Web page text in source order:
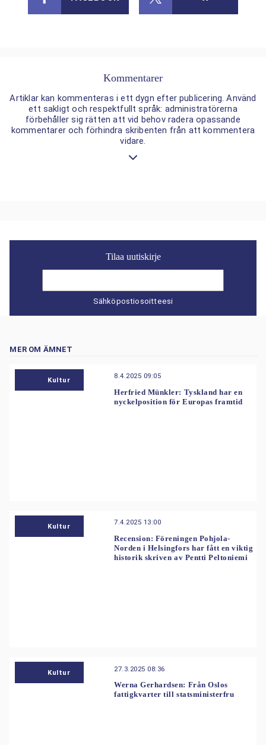
Kommentarer
Artiklar kan kommenteras i ett dygn efter publicering. Använd
ett sakligt och respektfullt språk: administratörerna
förbehåller sig rätten att vid behov radera opassande
kommentarer och förhindra skribenten från att kommentera
vidare.
Tilaa uutiskirje
Sähköpostiosoitteesi
MER OM ÄMNET
Kultur 8.4.2025 09:05
Herfried Münkler: Tyskland har en
nyckelposition för Europas framtid
Kultur 7.4.2025 13:00
Recension: Föreningen Pohjola-
Norden i Helsingfors har fått en viktig
historik skriven av Pentti Peltoniemi
Kultur 27.3.2025 08:36
Werna Gerhardsen: Från Oslos
fattigkvarter till statsministerfru